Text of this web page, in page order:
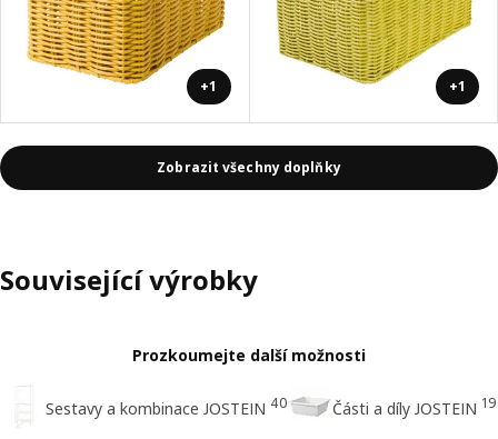
+1 +1
Zobrazit všechny doplňky
Související výrobky
Prozkoumejte další možnosti
Sestavy a kombinace JOSTEIN 40 Části a díly JOSTEIN 19